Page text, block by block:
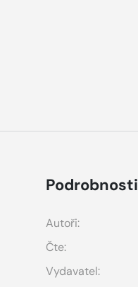
Podrobnosti
Autoři:
Čte:
Vydavatel: